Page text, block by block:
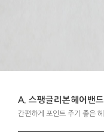
A. 스팽글리본헤어밴드
간편하게 포인트 주기 좋은